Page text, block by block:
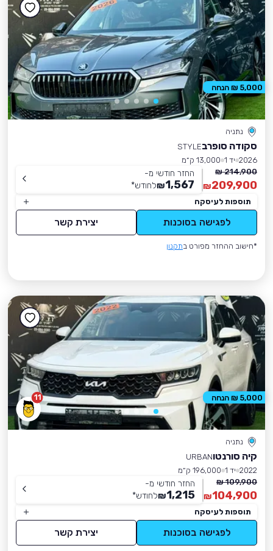
נתניה
סקודה סופרבSTYLE
2026 יד 1
13,000 ק״מ
214,900 ₪
209,900
₪
החזר חודשי מ-
1,567
₪לחודש*
תוספות לעיסקה
לפגישה בסוכנות יצירת קשר
*חישוב ההחזר מפורט בתקנון
5,000 ₪ הנחה
11
נתניה
קיה סורנטוURBAN
2022 יד 1
196,000 ק״מ
109,900 ₪
104,900
₪
החזר חודשי מ-
1,215
₪לחודש*
תוספות לעיסקה
לפגישה בסוכנות יצירת קשר
5,000 ₪ הנחה